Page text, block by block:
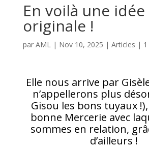
En voilà une idée
originale !
par AML| Nov 10, 2025 | Articles |
Elle nous arrive par
n’appellerons plus
Gisou les bons tuyaux
bonne Mercerie avec
sommes en relation,
d’ailleurs !